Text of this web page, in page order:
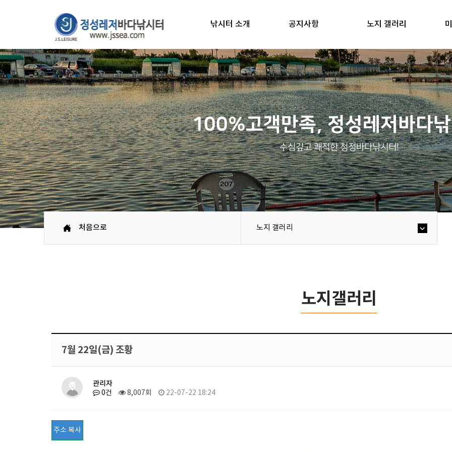
낚시터 소개 공지사항 노지 갤러리
100%고객만족, 정성레저바다
수심깊고 쾌적한 청정바다낚시터!
처음으로 노지 갤러리
노지갤러리
7월 22일(금) 조황
관리자
0건 8,007회 22-07-22 18:24
주소 복사